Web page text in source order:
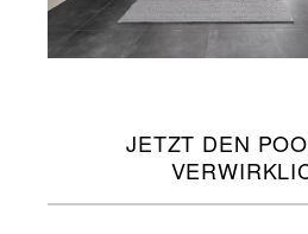
JETZT DEN